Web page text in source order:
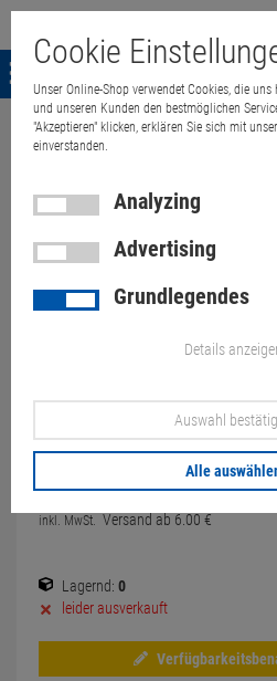
Menü
Weiter einkaufen
HP Elitebook 835
4650U 16GB
(Akku 50%)
10070565
143.00 €
inkl. MwSt. Versand ab 6. 00 €
Lagernd: 0
leider ausverkauft
Cookie
Unser Online-Shop verwendet Cookies, die
und unseren Kunden den bestmöglichen
"Akzeptieren" klicken, erklären Sie sich mit
einverstanden.
Analyzing
Advertising
Grundlegendes
Details
Auswahl
Alle